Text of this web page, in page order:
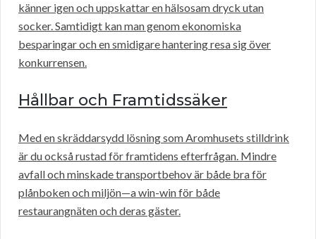
känner igen och uppskattar en hälsosam dryck utan
socker. Samtidigt kan man genom ekonomiska
besparingar och en smidigare hantering resa sig över
konkurrensen.
Hållbar och Framtidssäker
Med en skräddarsydd lösning som Aromhusets stilldrink
är du också rustad för framtidens efterfrågan. Mindre
avfall och minskade transportbehov är både bra för
plånboken och miljön—a win-win för både
restaurangnäten och deras gäster.